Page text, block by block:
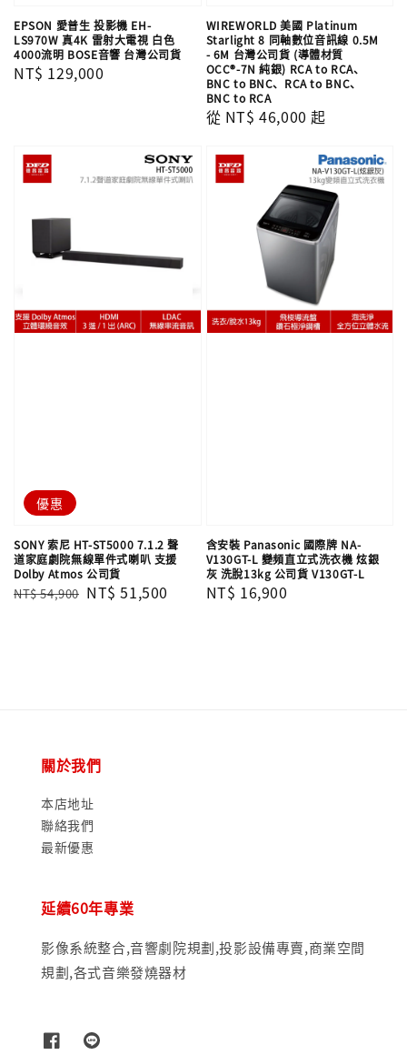
EPSON 愛普生 投影機 EH-
LS970W 真4K 雷射大電視 白色
4000流明 BOSE音響 台灣公司貨
Regular
NT$ 129,000
WIREWORLD 美國 Platinum
Starlight 8 同軸數位音訊線 0.5M
- 6M 台灣公司貨 (導體材質
OCC®-7N 純銀) RCA to RCA、
BNC to BNC、RCA to BNC、
BNC to RCA
Regular
從 NT$ 46,000 起
優惠
SONY 索尼 HT-ST5000 7.1.2 聲
道家庭劇院無線單件式喇叭 支援
Dolby Atmos 公司貨
Regular
NT$ 54,900 Sale
NT$ 51,500
含安裝 Panasonic 國際牌 NA-
V130GT-L 變頻直立式洗衣機 炫銀
灰 洗脫13kg 公司貨 V130GT-L
Regular
NT$ 16,900
關於我們
本店地址
聯絡我們
最新優惠
延續60年專業
影像系統整合,音響劇院規劃,投影設備專賣,商業空間
規劃,各式音樂發燒器材